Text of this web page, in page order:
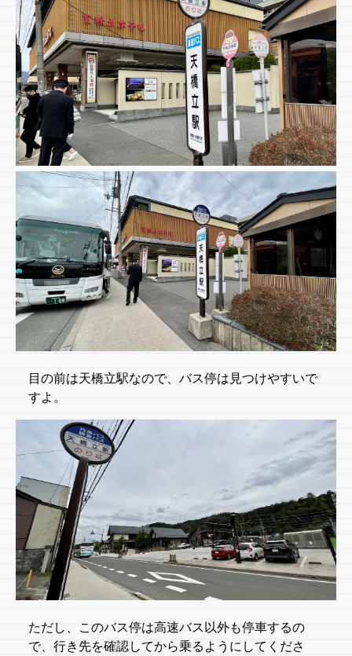
目の前は天橋立駅なので、バス停は見つけやすいで
すよ。
ただし、このバス停は高速バス以外も停車するの
で、行き先を確認してから乗るようにしてくださ